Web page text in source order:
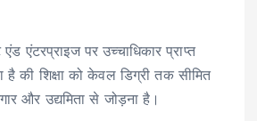
एंटरप्राइज पर उच्चाधिकार प्राप्त
है की शिक्षा को केवल डिग्री तक सीमित
और उद्यमिता से जोड़ना है।